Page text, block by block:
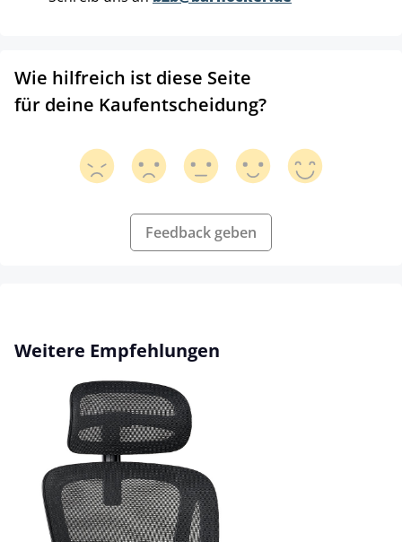
Wie hilfreich ist diese Seite
für deine Kaufentscheidung?
Feedback geben
Produktgalerie überspringen
Weitere Empfehlungen